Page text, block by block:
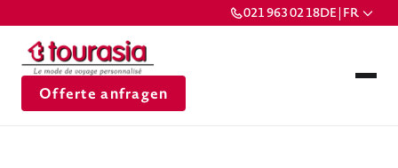
021 963 02 18DE | FR
Offerte anfragen